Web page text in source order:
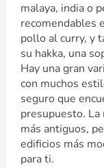
malaya, india o
recomendables
pollo al curry, y
su hakka, una
Hay una gran
con muchos
seguro que
presupuesto.
más antiguos,
edificios más
para ti.